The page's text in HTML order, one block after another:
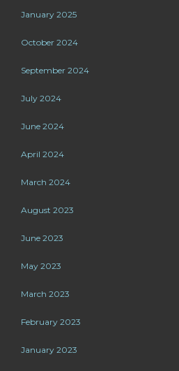
January 2025
October 2024
September 2024
July 2024
June 2024
April 2024
March 2024
August 2023
June 2023
May 2023
March 2023
February 2023
January 2023